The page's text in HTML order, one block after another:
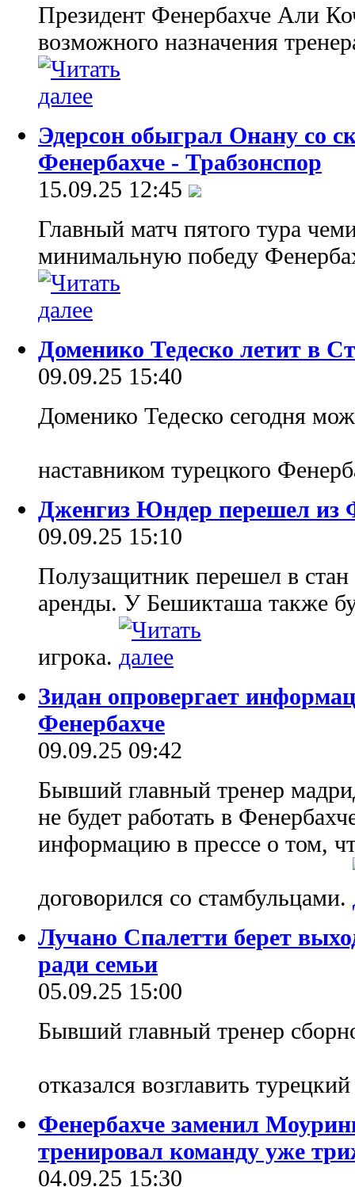
Президент Фенербахче Али
возможного назначения
Эдерсон обыграл Онану со
Фенербахче - Трабзонспор
15.09.25 12:45
Главный матч пятого тура
минимальную победу
Доменико Тедеско летит в
09.09.25 15:40
Доменико Тедеско сегодня
наставником турецкого
Дженгиз Юндер перешел из
09.09.25 15:10
Полузащитник перешел в
аренды. У Бешикташа также
игрока.
Зидан опровергает
Фенербахче
09.09.25 09:42
Бывший главный тренер
не будет работать в
информацию в прессе о том,
договорился со стамбульцами.
Лучано Спалетти берет
ради семьи
05.09.25 15:00
Бывший главный тренер
отказался возглавить
Фенербахче заменил
тренировал команду уже
04.09.25 15:30